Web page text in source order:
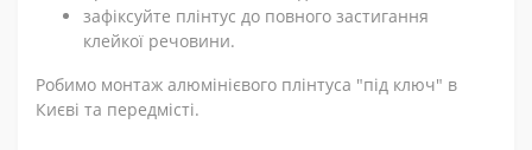
зафіксуйте плінтус до повного застигання
клейкої речовини.
Робимо монтаж алюмінієвого плінтуса "під ключ" в
Києві та передмісті.